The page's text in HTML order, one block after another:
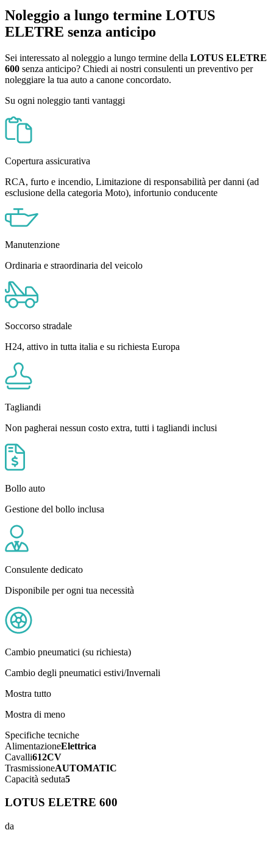
Noleggio a lungo termine LOTUS
ELETRE senza anticipo
Sei interessato al noleggio a lungo termine della LOTUS ELETRE
600 senza anticipo? Chiedi ai nostri consulenti un preventivo per
noleggiare la tua auto a canone concordato.
Su ogni noleggio tanti vantaggi
Copertura assicurativa
RCA, furto e incendio, Limitazione di responsabilità per danni (ad
esclusione della categoria Moto), infortunio conducente
Manutenzione
Ordinaria e straordinaria del veicolo
Soccorso stradale
H24, attivo in tutta italia e su richiesta Europa
Tagliandi
Non pagherai nessun costo extra, tutti i tagliandi inclusi
Bollo auto
Gestione del bollo inclusa
Consulente dedicato
Disponibile per ogni tua necessità
Cambio pneumatici (su richiesta)
Cambio degli pneumatici estivi/Invernali
Mostra tutto
Mostra di meno
Specifiche tecniche
AlimentazioneElettrica
Cavalli612CV
TrasmissioneAUTOMATIC
Capacità seduta5
LOTUS ELETRE 600
da